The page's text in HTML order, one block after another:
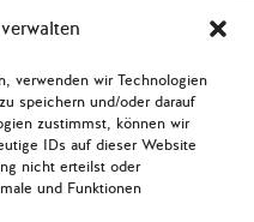
verwenden wir Technologien
speichern und/oder darauf
zustimmst, können wir
IDs auf dieser Website
nicht erteilst oder
und Funktionen